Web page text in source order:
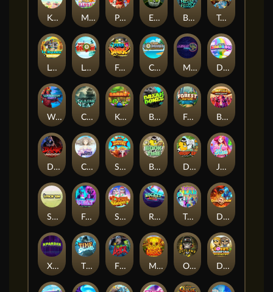
Keep 'em Cool Magic Piggy Pug Life Eye of the Panda Beast Below Temple of Torment
Le Pharaoh Let It Snow Fear the Dark Cash Compass Miami Multiplier Double Rainbow
Warrior Ways Cursed Seas King Carrot Break Bones Forest Fortune Buffalo Stack'n'Sync
Dark Summoning Cloud Princess Shaolin Master Book of Time Drop'em Jelly Slice
Stick'em Feel The Beat Snow Slingers Rocket Reels Twisted Lab Dragon’s Domain
Xpander Time Spinners Fire My Laser Mighty Masks Outlasw Inc Donut Division